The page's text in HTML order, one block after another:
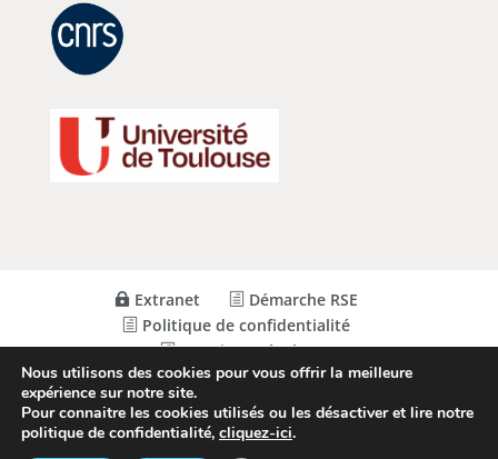
Extranet
Démarche RSE
Politique de confidentialité
Mentions Légales
© ConceptionAgence CosiWeb
Nous utilisons des cookies pour vous offrir la meilleure
expérience sur notre site.
Pour connaitre les cookies utilisés ou les désactiver et lire notre
politique de confidentialité, cliquez-ici.